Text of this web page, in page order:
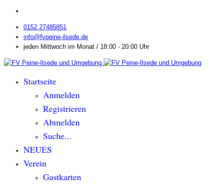
0152 27485851
info@fvpeine-ilsede.de
jeden Mittwoch im Monat / 18:00 - 20:00 Uhr
Startseite
Anmelden
Registrieren
Abmelden
Suche...
NEUES
Verein
Gastkarten